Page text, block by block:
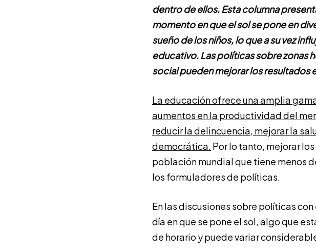
dentro de ellos. Esta columna
momento en que el sol se pone en
sueño de los niños, lo que a su vez
educativo. Las políticas sobre zonas
social pueden mejorar los resultados
La educación ofrece una amplia
aumentos en la productividad del
reducir la delincuencia, mejorar la
democrática. Por lo tanto, mejorar
población mundial que tiene menos
los formuladores de políticas.
En las discusiones sobre políticas
día en que se pone el sol, algo que
de horario y puede variar